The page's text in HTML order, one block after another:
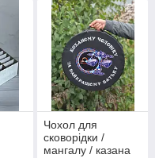
Чохол для
сковорідки /
мангалу / казана